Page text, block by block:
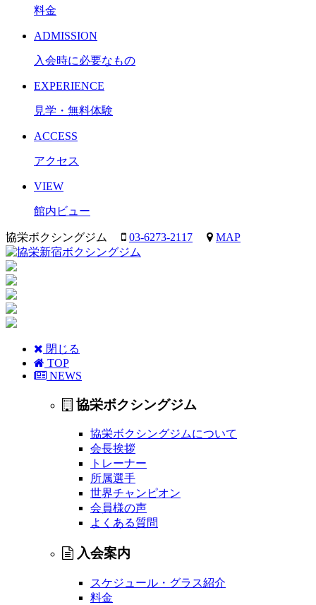
料金
ADMISSION
入会時に必要なもの
EXPERIENCE
見学・無料体験
ACCESS
アクセス
VIEW
館内ビュー
協栄ボクシングジム 03-6273-2117 MAP
閉じる
TOP
NEWS
協栄ボクシングジム
協栄ボクシングジムについて
会長挨拶
トレーナー
所属選手
世界チャンピオン
会員様の声
よくある質問
入会案内
スケジュール・グラス紹介
料金